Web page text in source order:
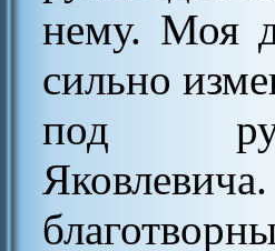
нему. Моя
сильно
под